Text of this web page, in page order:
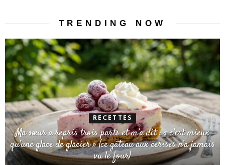
TRENDING NOW
RECETTES
Ma sœur a repris trois parts et m’a dit : « c’est mieux
qu’une glace de glacier » (ce gâteau aux cerises n’a jamais
vu le four)